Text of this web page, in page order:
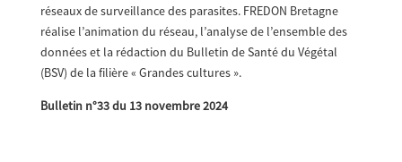
réseaux de surveillance des parasites. FREDON Bretagne
réalise l’animation du réseau, l’analyse de l’ensemble des
données et la rédaction du Bulletin de Santé du Végétal
(BSV) de la filière « Grandes cultures ».
Bulletin n°33 du 13 novembre 2024